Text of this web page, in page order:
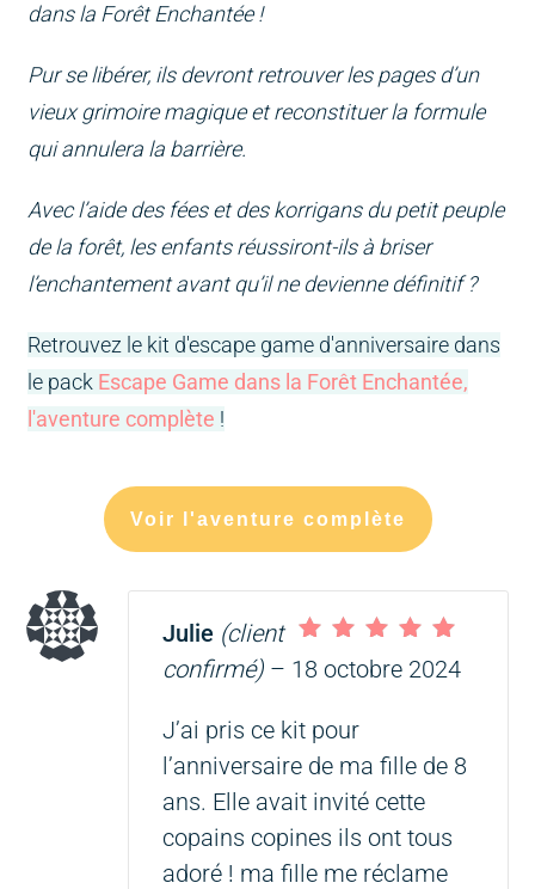
dans la Forêt Enchantée !
Pur se libérer, ils devront retrouver les pages d’un
vieux grimoire magique et reconstituer la formule
qui annulera la barrière.
Avec l’aide des fées et des korrigans du petit peuple
de la forêt, les enfants réussiront-ils à briser
l’enchantement avant qu’il ne devienne définitif ?
Retrouvez le kit d'escape game d'anniversaire dans
le pack Escape Game dans la Forêt Enchantée,
l'aventure complète !
Voir l'aventure complète
Note5 sur 5
Julie (client
confirmé) – 18 octobre 2024
J’ai pris ce kit pour
l’anniversaire de ma fille de 8
ans. Elle avait invité cette
copains copines ils ont tous
adoré ! ma fille me réclame